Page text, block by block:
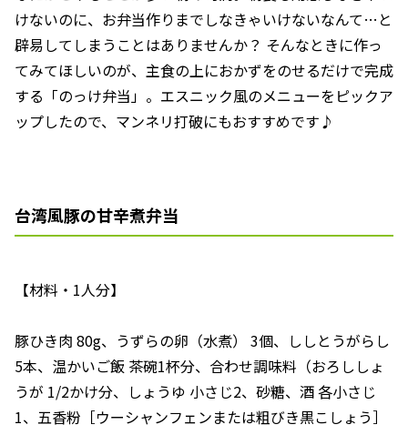
けないのに、お弁当作りまでしなきゃいけないなんて…と
辟易してしまうことはありませんか？ そんなときに作っ
てみてほしいのが、主食の上におかずをのせるだけで完成
する「のっけ弁当」。エスニック風のメニューをピックア
ップしたので、マンネリ打破にもおすすめです♪
台湾風豚の甘辛煮弁当
【材料・1人分】
豚ひき肉 80g、うずらの卵（水煮） 3個、ししとうがらし
5本、温かいご飯 茶碗1杯分、合わせ調味料（おろししょ
うが 1/2かけ分、しょうゆ 小さじ2、砂糖、酒 各小さじ
1、五香粉［ウーシャンフェンまたは粗びき黒こしょう］